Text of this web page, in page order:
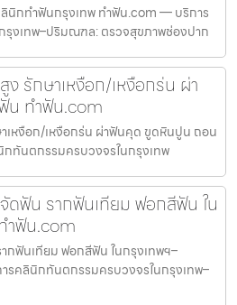
นิกทำฟันกรุงเทพ ทำฟัน.com — บริการ
งเทพ–ปริมณฑล: ตรวจสุขภาพช่องปาก
ง รักษาเหงือก/เหงือกร่น ผ่า
ทำฟัน.com
เหงือก/เหงือกร่น ผ่าฟันคุด ขูดหินปูน ถอน
ทันตกรรมครบวงจรในกรุงเทพ
ฟัน รากฟันเทียม ฟอกสีฟัน ใน
ฟัน.com
ฟันเทียม ฟอกสีฟัน ในกรุงเทพฯ–
คลินิกทันตกรรมครบวงจรในกรุงเทพ–